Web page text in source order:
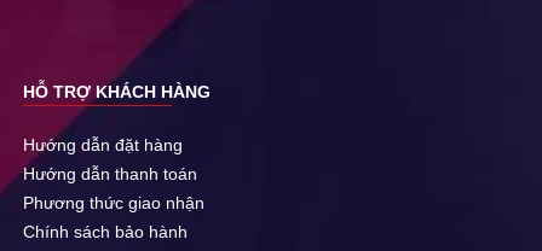
HỖ TRỢ KHÁCH HÀNG
Hướng dẫn đặt hàng
Hướng dẫn thanh toán
Phương thức giao nhận
Chính sách bảo hành